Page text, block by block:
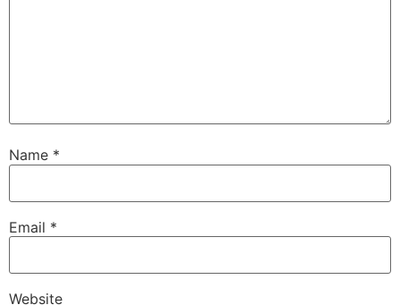
Name *
Email *
Website